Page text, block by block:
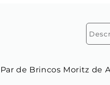
Par de Brincos Moritz de